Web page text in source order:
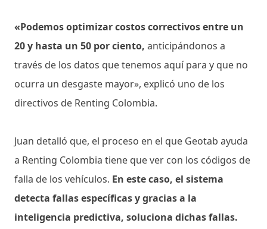
«Podemos optimizar costos correctivos entre un
20 y hasta un 50 por ciento, anticipándonos a
través de los datos que tenemos aquí para y que no
ocurra un desgaste mayor», explicó uno de los
directivos de Renting Colombia.
Juan detalló que, el proceso en el que Geotab ayuda
a Renting Colombia tiene que ver con los códigos de
falla de los vehículos. En este caso, el sistema
detecta fallas específicas y gracias a la
inteligencia predictiva, soluciona dichas fallas.